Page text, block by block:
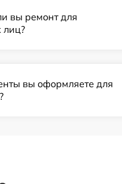
вы ремонт для
лиц?
вы оформляете для